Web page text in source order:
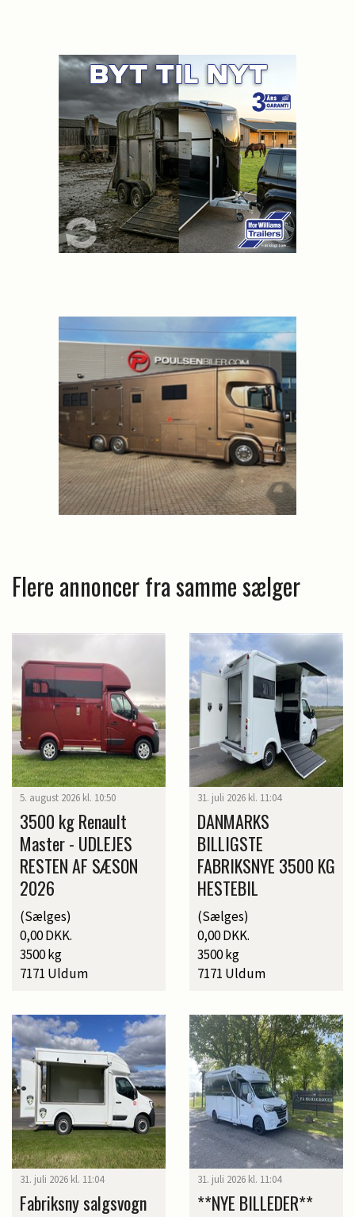
Flere annoncer fra samme sælger
5. august 2026 kl. 10:50
3500 kg Renault
Master - UDLEJES
RESTEN AF SÆSON
2026
(Sælges)
0,00 DKK.
3500 kg
7171 Uldum
31. juli 2026 kl. 11:04
DANMARKS
BILLIGSTE
FABRIKSNYE 3500 KG
HESTEBIL
(Sælges)
0,00 DKK.
3500 kg
7171 Uldum
31. juli 2026 kl. 11:04
Fabriksny salgsvogn
31. juli 2026 kl. 11:04
**NYE BILLEDER**